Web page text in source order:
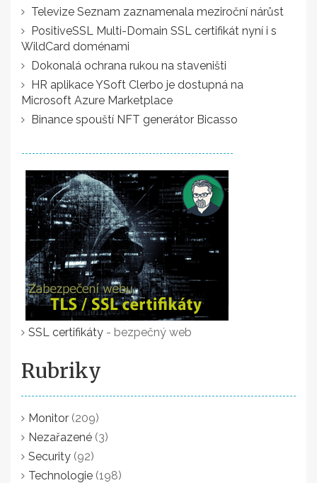
Televize Seznam zaznamenala meziroční nárůst
PositiveSSL Multi-Domain SSL certifikát nyní i s
WildCard doménami
Dokonalá ochrana rukou na staveništi
HR aplikace YSoft Clerbo je dostupná na
Microsoft Azure Marketplace
Binance spouští NFT generátor Bicasso
SSL certifikáty - bezpečný web
Rubriky
Monitor (209)
Nezařazené (3)
Security (92)
Technologie (198)